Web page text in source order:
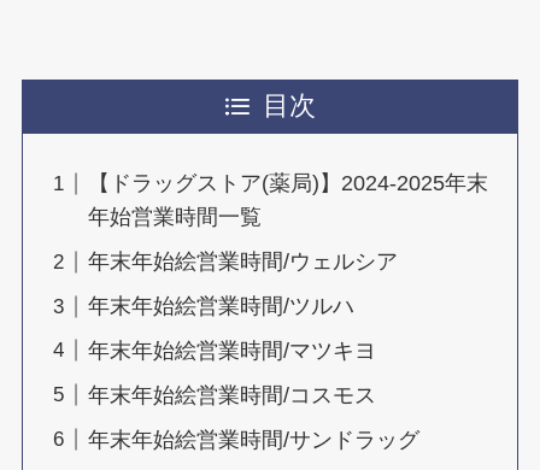
目次
【ドラッグストア(薬局)】2024-2025年末
年始営業時間一覧
年末年始絵営業時間/ウェルシア
年末年始絵営業時間/ツルハ
年末年始絵営業時間/マツキヨ
年末年始絵営業時間/コスモス
年末年始絵営業時間/サンドラッグ